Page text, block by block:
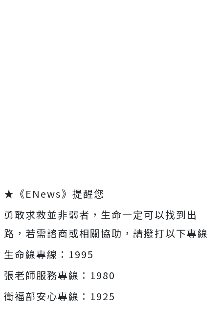
★《ENews》提醒您
勇敢求救並非弱者，生命一定可以找到出
路，若需諮商或相關協助，請撥打以下專線
生命線專線：1995
張老師服務專線：1980
衛福部安心專線：1925